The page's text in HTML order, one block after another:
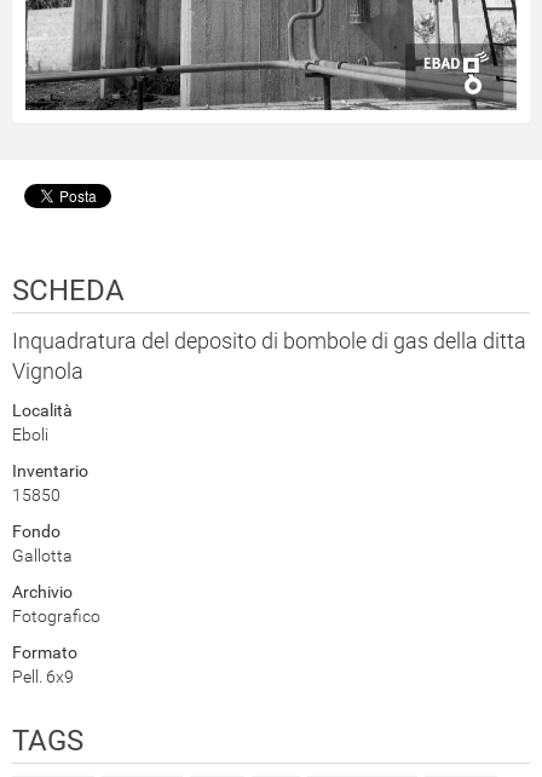
SCHEDA
Inquadratura del deposito di bombole di gas della ditta
Vignola
Località
Eboli
Inventario
15850
Fondo
Gallotta
Archivio
Fotografico
Formato
Pell. 6x9
TAGS